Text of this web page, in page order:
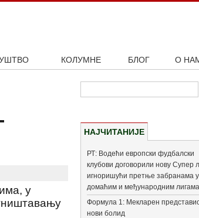
КОЛУМНЕ БЛОГ О
у
НАЈЧИТАНИЈЕ
РТ: Водећи европски фудбалски
клубови договорили нову Супер
игноришући претње забранама у
домаћим и међународним лигама
Формула 1: Мекларен
нови болид